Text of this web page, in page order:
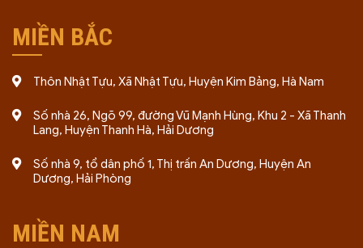
MIỀN BẮC
Thôn Nhật Tựu, Xã Nhật Tựu, Huyện Kim Bảng, Hà Nam
Số nhà 26, Ngõ 99, đường Vũ Mạnh Hùng, Khu 2 - Xã Thanh
Lang, Huyện Thanh Hà, Hải Dương
Số nhà 9, tổ dân phố 1, Thị trấn An Dương, Huyện An
Dương, Hải Phòng
MIỀN NAM